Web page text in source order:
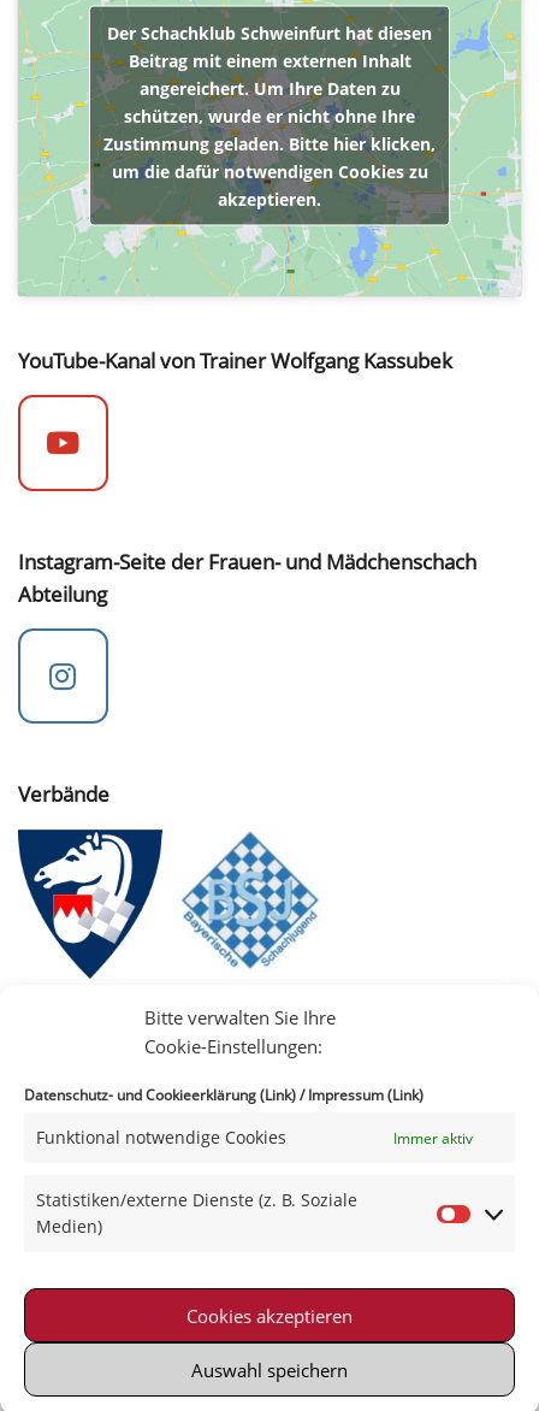
Bitte verwalten Sie Ihre
Cookie-Einstellungen:
Datenschutz- und Cookieerklärung (Link)/Impressum (Link)
Funktional notwendige Cookies Immer aktiv
Statistiken/externe Dienste (z. B. Soziale
Medien)
Cookies akzeptieren
Auswahl speichern
Der Schachklub Schweinfurt hat diesen
Beitrag mit einem externen Inhalt
angereichert. Um Ihre Daten zu
schützen, wurde er nicht ohne Ihre
Zustimmung geladen. Bitte hier klicken,
um die dafür notwendigen Cookies zu
akzeptieren.
YouTube-Kanal von Trainer Wolfgang Kassubek
Instagram-Seite der Frauen- und Mädchenschach
Abteilung
Verbände
|Datenschutz|Kontakt
© 2021-2026 Schachklub Schweinfurt 2000 e. V.
Powered by Wordpress with Neve-Theme